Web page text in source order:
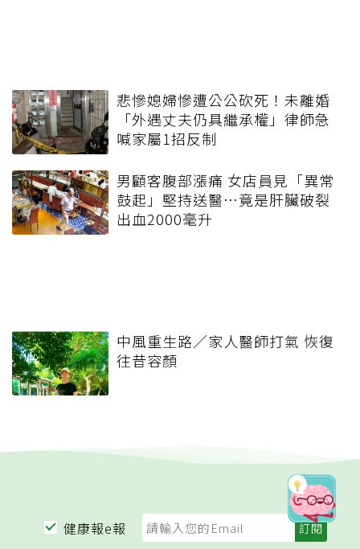
悲慘媳婦慘遭公公砍死！未離婚
「外遇丈夫仍具繼承權」律師急
喊家屬1招反制
男顧客腹部漲痛 女店員見「異常
鼓起」堅持送醫…竟是肝臟破裂
出血2000毫升
中風重生路／家人醫師打氣 恢復
往昔容顏
健康報e報